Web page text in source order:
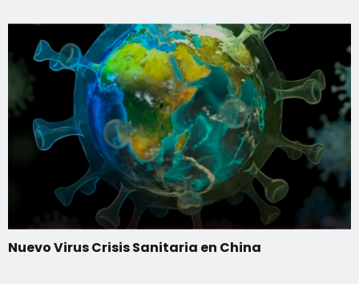
Nuevo Virus Crisis Sanitaria en China